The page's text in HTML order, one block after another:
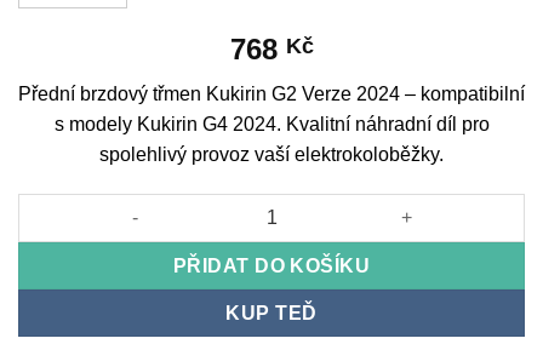
768 Kč
Přední brzdový třmen Kukirin G2 Verze 2024 – kompatibilní
s modely Kukirin G4 2024. Kvalitní náhradní díl pro
spolehlivý provoz vaší elektrokoloběžky.
Front Brake Caliper Kukirin G2 Version 2024 množství
PŘIDAT DO KOŠÍKU
KUP TEĎ